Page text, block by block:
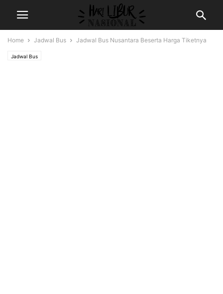
Home Jadwal Bus Jadwal Bus Nusantara Beserta Harga Tiketnya
Jadwal Bus